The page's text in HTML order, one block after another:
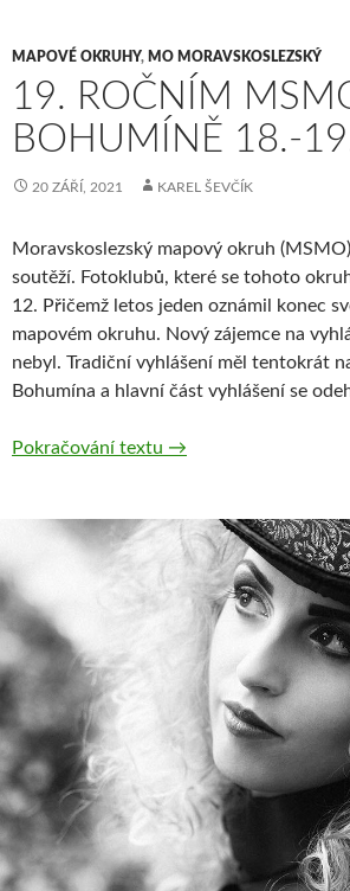
MAPOVÉ OKRUHY, MO MORAVSKOSLEZSKÝ
19. ROČNÍM
BOHUMÍNĚ 18.-
20 ZÁŘÍ, 2021 KAREL ŠEVČÍK
Moravskoslezský mapový okruh
soutěží. Fotoklubů, které se tohoto
12. Přičemž letos jeden oznámil konec
mapovém okruhu. Nový zájemce na
nebyl. Tradiční vyhlášení měl tentokrát
Bohumína a hlavní část vyhlášení se
Pokračování textu 19. ročním MSMO v
→